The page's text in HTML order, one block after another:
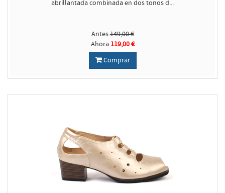
abrillantada combinada en dos tonos d...
Antes149,00 €
Ahora 119,00 €
Comprar